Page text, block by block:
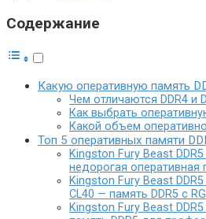
Содержание
Какую оперативную память
Чем отличаются DDR4 и
Как выбрать
Какой объем
Топ 5 оперативных памяти
Kingston Fury Beast
недорогая оперативная
Kingston Fury Beast
CL40 — память DDR5 с
Kingston Fury Beast